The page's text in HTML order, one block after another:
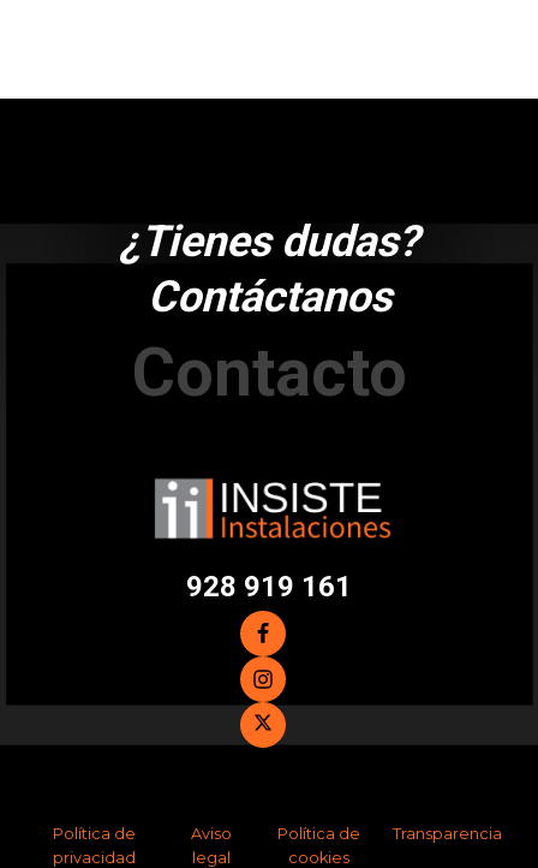
¿Tienes dudas?
Contáctanos
Contacto
928 919 161
Política de
privacidad
Aviso
legal
Política de
cookies
Transparencia